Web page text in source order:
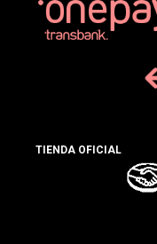
TIENDA OFICIAL